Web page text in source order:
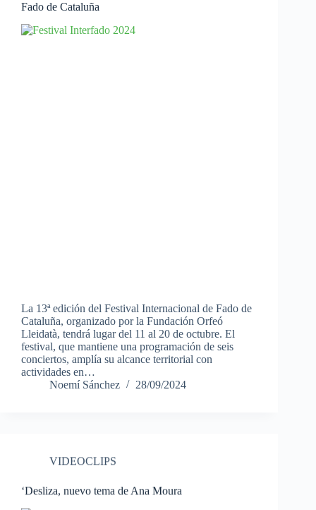
Fado de Cataluña
La 13ª edición del Festival Internacional de Fado de
Cataluña, organizado por la Fundación Orfeó
Lleidatà, tendrá lugar del 11 al 20 de octubre. El
festival, que mantiene una programación de seis
conciertos, amplía su alcance territorial con
actividades en…
Noemí Sánchez
28/09/2024
VIDEOCLIPS
‘Desliza, nuevo tema de Ana Moura